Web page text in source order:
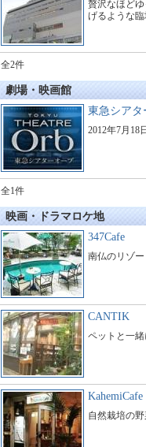
贅沢なほど
げるような臨
全2件
劇場・映画館
東急シアタ
2012年7月18
全1件
映画・ドラマロケ地
347Cafe
南仏のリゾ
CANTIK
ペットと一
KahemiCafe
自然栽培の野